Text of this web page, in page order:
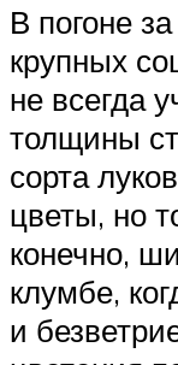
В погоне
крупных
не всегда
толщины
сорта
цветы, но
конечно,
клумбе,
и